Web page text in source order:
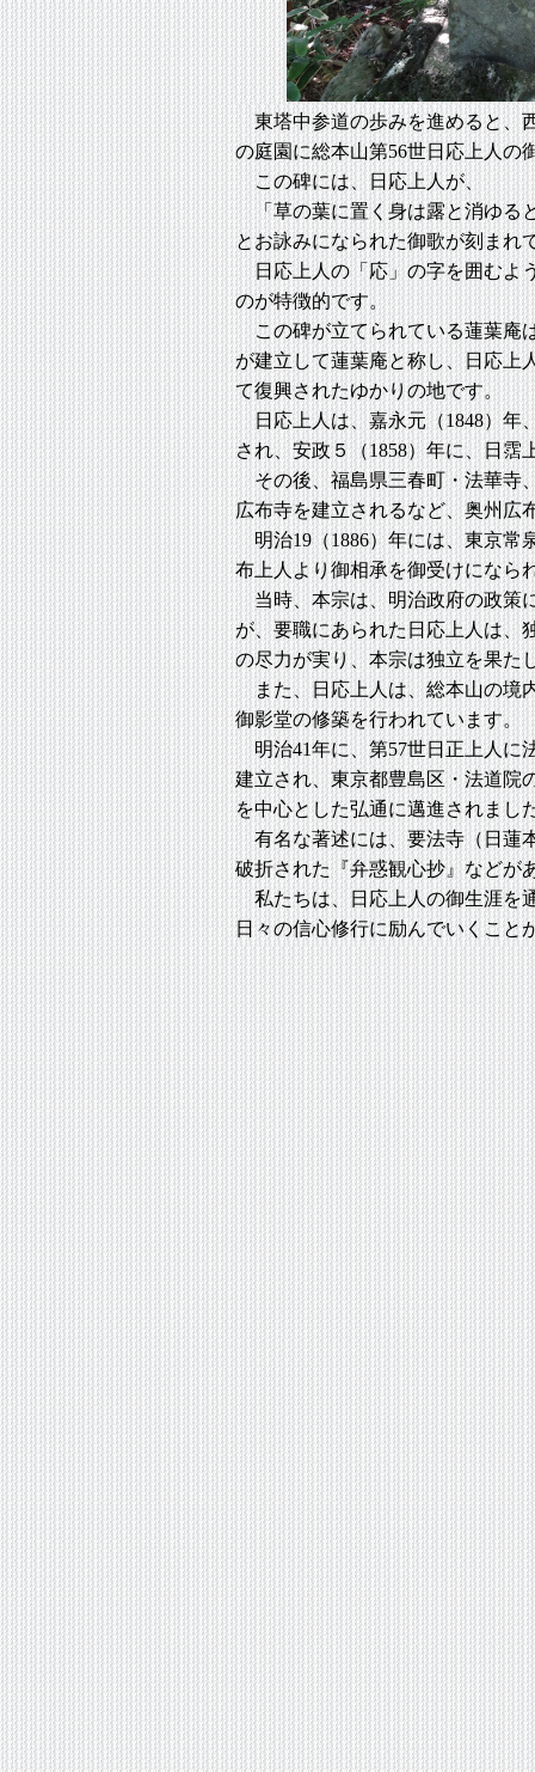
東塔中参道の歩みを進めると、
の庭園に総本山第56世日応上人の
この碑には、日応上人が、
「草の葉に置く身は露と消ゆる
とお詠みになられた御歌が刻まれ
日応上人の「応」の字を囲むよ
のが特徴的です。
この碑が立てられている蓮葉庵
が建立して蓮葉庵と称し、日応上
て復興されたゆかりの地です。
日応上人は、嘉永元（1848）年
され、安政５（1858）年に、日霑
その後、福島県三春町・法華寺
広布寺を建立されるなど、奥州広
明治19（1886）年には、東京常
布上人より御相承を御受けになら
当時、本宗は、明治政府の政策
が、要職にあられた日応上人は、
の尽力が実り、本宗は独立を果た
また、日応上人は、総本山の境
御影堂の修築を行われています。
明治41年に、第57世日正上人に
建立され、東京都豊島区・法道院
を中心とした弘通に邁進されまし
有名な著述には、要法寺（日蓮
破折された『弁惑観心抄』などが
私たちは、日応上人の御生涯を
日々の信心修行に励んでいくこと